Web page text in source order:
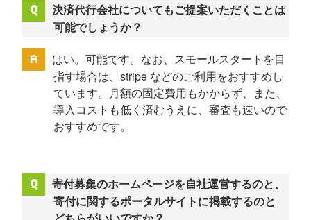
決済代行会社についてもご提案いただくことは
可能でしょうか？
はい。可能です。なお、スモールスタートを目
指す場合は、stripe などのご利用をおすすめし
ています。月額の固定費用もかからず、また、
導入コストも低く済むうえに、審査も速いので
おすすめです。
寄付募集のホームページを自社運営するのと、
寄付に関するポータルサイトに掲載するのと